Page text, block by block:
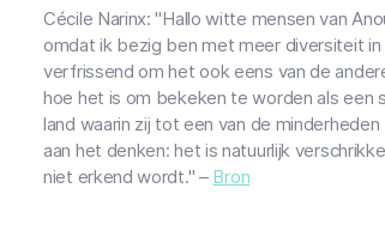
Cécile Narinx: "Hallo witte mensen van
omdat ik bezig ben met meer diversiteit in
verfrissend om het ook eens van de
hoe het is om bekeken te worden als een
land waarin zij tot een van de
aan het denken: het is natuurlijk
niet erkend wordt." – Bron